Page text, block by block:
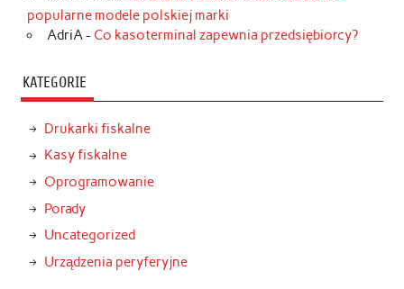
popularne modele polskiej marki
AdriA- Co kasoterminal zapewnia przedsiębiorcy?
KATEGORIE
Drukarki fiskalne
Kasy fiskalne
Oprogramowanie
Porady
Uncategorized
Urządzenia peryferyjne